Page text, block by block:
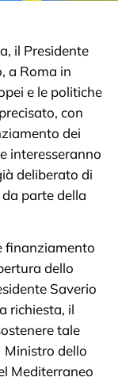
il Presidente
a Roma in
e le politiche
con
dei
interesseranno
deliberato di
parte della
finanziamento
dello
Saverio
richiesta, il
tale
Ministro dello
Mediterraneo